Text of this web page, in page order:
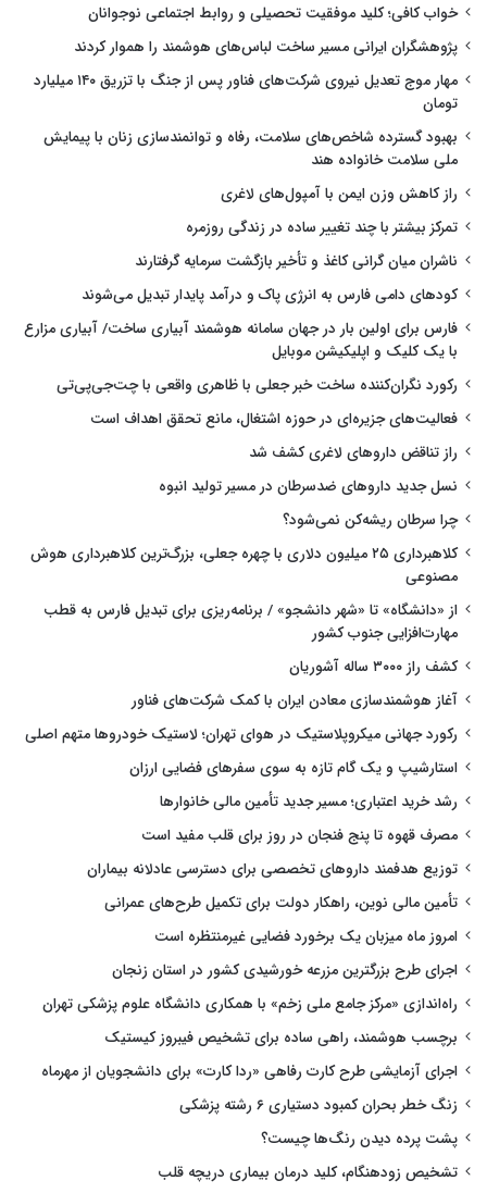
خواب کافی؛ کلید موفقیت تحصیلی و روابط اجتماعی نوجوانان
پژوهشگران ایرانی مسیر ساخت لباس‌های هوشمند را هموار کردند
مهار موج تعدیل نیروی شرکت‌های فناور پس از جنگ با تزریق ۱۴۰ میلیارد
تومان
بهبود گسترده شاخص‌های سلامت، رفاه و توانمندسازی زنان با پیمایش
ملی سلامت خانواده هند
راز کاهش وزن ایمن با آمپول‌های لاغری
تمرکز بیشتر با چند تغییر ساده در زندگی روزمره
ناشران میان گرانی کاغذ و تأخیر بازگشت سرمایه گرفتارند
کودهای دامی فارس به انرژی پاک و درآمد پایدار تبدیل می‌شوند
فارس برای اولین بار در جهان سامانه هوشمند آبیاری ساخت/ آبیاری مزارع
با یک کلیک و اپلیکیشن موبایل
رکورد نگران‌کننده ساخت خبر جعلی با ظاهری واقعی با چت‌جی‌پی‌تی
فعالیت‌های جزیره‌ای در حوزه اشتغال، مانع تحقق اهداف است
راز تناقض داروهای لاغری کشف شد
نسل جدید داروهای ضدسرطان در مسیر تولید انبوه
چرا سرطان ریشه‌کن نمی‌شود؟
کلاهبرداری ۲۵ میلیون دلاری با چهره جعلی، بزرگ‌ترین کلاهبرداری هوش
مصنوعی
از «دانشگاه» تا «شهر دانشجو» / برنامه‌ریزی برای تبدیل فارس به قطب
مهارت‌افزایی جنوب کشور
کشف راز ۳۰۰۰ ساله آشوریان
آغاز هوشمندسازی معادن ایران با کمک شرکت‌های فناور
رکورد جهانی میکروپلاستیک در هوای تهران؛ لاستیک خودروها متهم اصلی
استارشیپ و یک گام تازه به سوی سفرهای فضایی ارزان
رشد خرید اعتباری؛ مسیر جدید تأمین مالی خانوارها
مصرف قهوه تا پنج فنجان در روز برای قلب مفید است
توزیع هدفمند داروهای تخصصی برای دسترسی عادلانه بیماران
تأمین مالی نوین، راهکار دولت برای تکمیل طرح‌های عمرانی
امروز ماه میزبان یک برخورد فضایی غیرمنتظره است
اجرای طرح بزرگترین مزرعه خورشیدی کشور در استان زنجان
راه‌اندازی «مرکز جامع ملی زخم» با همکاری دانشگاه علوم پزشکی تهران
برچسب هوشمند، راهی ساده برای تشخیص فیبروز کیستیک
اجرای آزمایشی طرح کارت رفاهی «ردا کارت» برای دانشجویان از مهرماه
زنگ خطر بحران کمبود دستیاری ۶ رشته پزشکی
پشت پرده دیدن رنگ‌ها چیست؟
تشخیص زودهنگام، کلید درمان بیماری دریچه قلب